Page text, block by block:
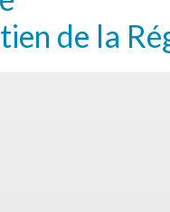
de la